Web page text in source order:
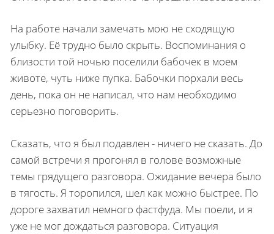
На работе начали замечать мою не сходящую
улыбку. Её трудно было скрыть. Воспоминания о
близости той ночью поселили бабочек в моем
животе, чуть ниже пупка. Бабочки порхали весь
день, пока он не написал, что нам необходимо
серьезно поговорить.
Сказать, что я был подавлен - ничего не сказать. До
самой встречи я прогонял в голове возможные
темы грядущего разговора. Ожидание вечера было
в тягость. Я торопился, шел как можно быстрее. По
дороге захватил немного фастфуда. Мы поели, и я
уже не мог дождаться разговора. Ситуация